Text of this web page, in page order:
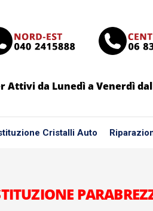
Attivi da Lunedì a Venerdì
Cristalli Auto